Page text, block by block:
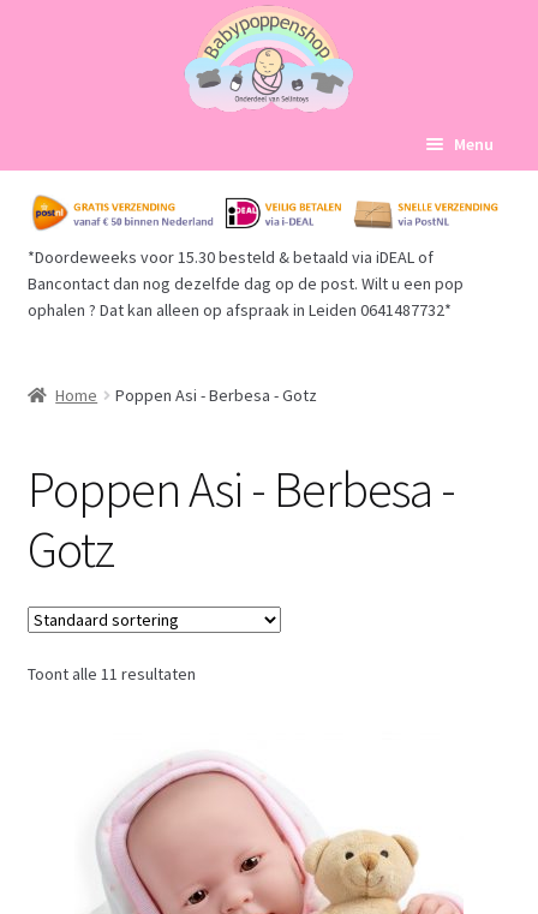
naar
navigatie
de
inhoud
Menu
Home
Babypoppen Afdelingen
Babypoppen grote maat zonder kleding
Babypoppen Antonio Juan
Poppen met haar
Poppen met slaapogen
Babypoppen grote maat met kleding
*Doordeweeks voor 15.30 besteld & betaald via iDEAL of
Bancontact dan nog dezelfde dag op de post. Wilt u een pop
ophalen ? Dat kan alleen op afspraak in Leiden 0641487732*
Home Poppen Asi - Berbesa - Gotz
Poppen Asi - Berbesa -
Gotz
Toont alle 11 resultaten